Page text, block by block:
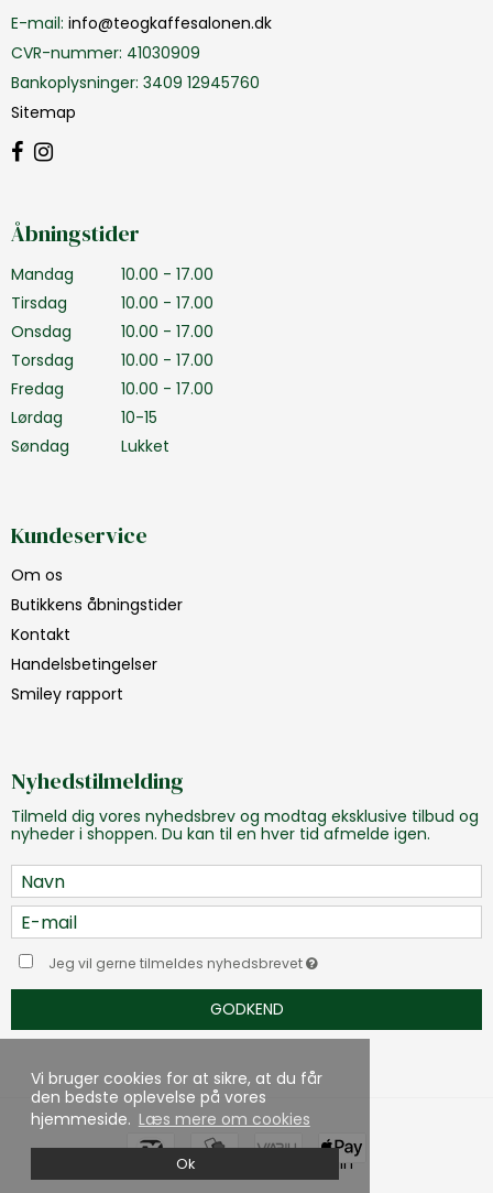
Vi bruger cookies for at sikre, at du får
den bedste oplevelse på vores
hjemmeside. Læs mere om cookies
Ok
E-mail: info@teogkaffesalonen.dk
CVR-nummer: 41030909
Bankoplysninger: 3409 12945760
Sitemap
Åbningstider
Mandag
10.00 - 17.00
Tirsdag
10.00 - 17.00
Onsdag
10.00 - 17.00
Torsdag
10.00 - 17.00
Fredag
10.00 - 17.00
Lørdag
10-15
Søndag
Lukket
Kundeservice
Om os
Butikkens åbningstider
Kontakt
Handelsbetingelser
Smiley rapport
Nyhedstilmelding
Tilmeld dig vores nyhedsbrev og modtag eksklusive tilbud og
nyheder i shoppen. Du kan til en hver tid afmelde igen.
Jeg vil gerne tilmeldes nyhedsbrevet
GODKEND
Skabt med ♥ af DanDomain